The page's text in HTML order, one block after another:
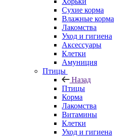
Сухие корма
Влажные корма
Лакомства
Уход и гигиена
Аксессуары
Клетки
Амуниция
Птицы
Назад
Птицы
Корма
Лакомства
Витамины
Клетки
Уход и гигиена